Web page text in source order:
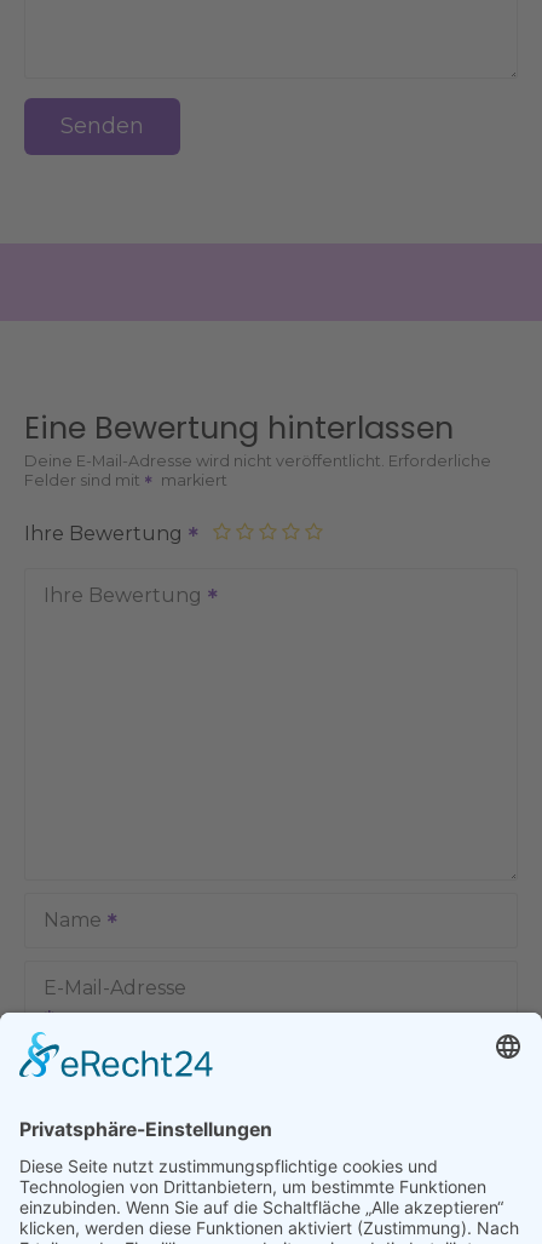
Senden
Eine Bewertung hinterlassen
Deine E-Mail-Adresse wird nicht veröffentlicht. Erforderliche
Felder sind mit
markiert
Ihre Bewertung
Ihre Bewertung
Name
E-Mail-Adresse
Name, E-Mail-Adresse und Website in diesem Browser für